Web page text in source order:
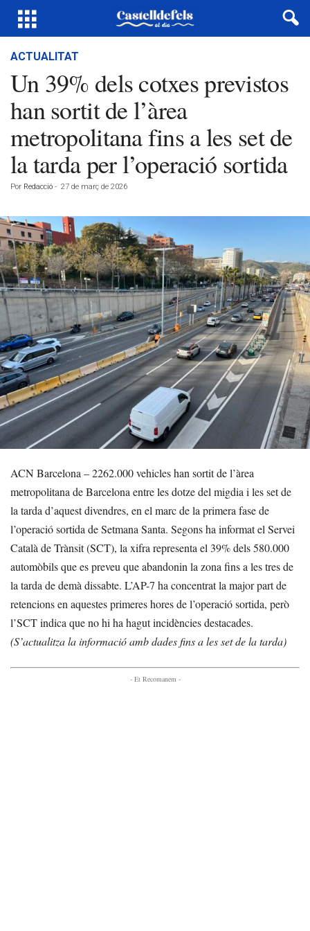
ACTUALITAT
Un 39% dels cotxes previstos
han sortit de l’àrea
metropolitana fins a les set de
la tarda per l’operació sortida
Por Redacció - 27 de març de 2026
ACN Barcelona – 2262.000 vehicles han sortit de l’àrea
metropolitana de Barcelona entre les dotze del migdia i les set de
la tarda d’aquest divendres, en el marc de la primera fase de
l’operació sortida de Setmana Santa. Segons ha informat el Servei
Català de Trànsit (SCT), la xifra representa el 39% dels 580.000
automòbils que es preveu que abandonin la zona fins a les tres de
la tarda de demà dissabte. L’AP-7 ha concentrat la major part de
retencions en aquestes primeres hores de l’operació sortida, però
l’SCT indica que no hi ha hagut incidències destacades.
(S’actualitza la informació amb dades fins a les set de la tarda)
- Et Recomanem -